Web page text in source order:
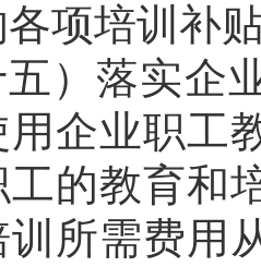
项培训补
）落实企
用企业职工
工的教育和
训所需费用